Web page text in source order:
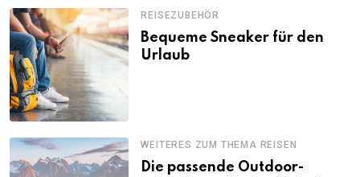
REISEZUBEHÖR
Bequeme Sneaker für den
Urlaub
WEITERES ZUM THEMA REISEN
Die passende Outdoor-